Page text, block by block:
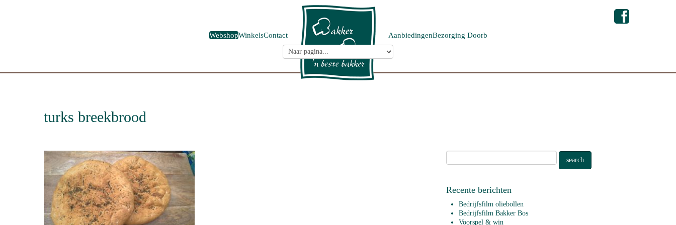
WebshopWinkelsContact AanbiedingenBezorging Doorb
turks breekbrood
Recente berichten
Bedrijfsfilm oliebollen
Bedrijfsfilm Bakker Bos
Voorspel & win